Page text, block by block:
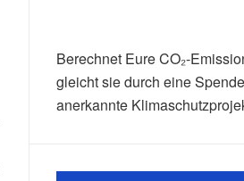
Berechnet Eure CO₂-
gleicht sie durch eine
anerkannte